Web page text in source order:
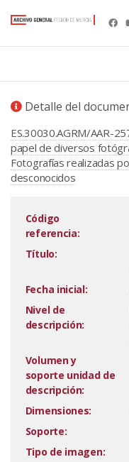
Detalle del
ES.30030.AGRM/AAR-
papel de diversos
Fotografías realizadas
desconocidos
Código
referencia:
Título:
Fecha inicial:
Nivel de
descripción:
Volumen y
soporte unidad de
descripción:
Dimensiones:
Soporte:
Tipo de imagen: